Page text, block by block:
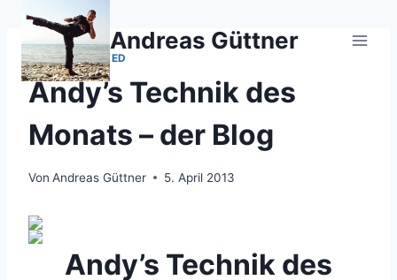
Zum
springen
Andreas Güttner
UNCATEGORIZED
Andy’s Technik des
Monats – der Blog
Von Andreas Güttner 5. April 2013
Andy’s Technik des